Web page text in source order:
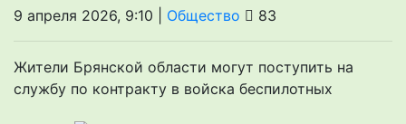
9 апреля 2026, 9:10 | Общество 83
Жители Брянской области могут поступить на
службу по контракту в войска беспилотных